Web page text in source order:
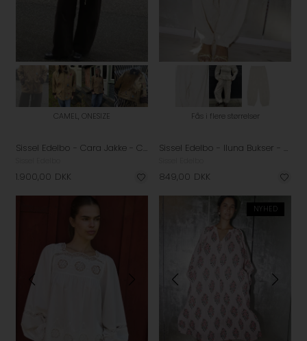
CAMEL, ONESIZE
Sissel Edelbo - Cara Jakke - Camel
1.900,00 DKK
Fås i flere størrelser
Sissel Edelbo - Iluna Bukser - Champagne
849,00 DKK
NYHED